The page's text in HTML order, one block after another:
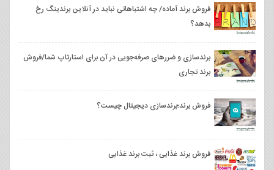
فروش برند آماده/ چه اشتباهاتی نباید در آنلاین برندینگ رخ
بدهد؟
برندسازی و ضررهای صرفه‌جویی در آن برای استارتاپ شما/فروش
برند تجاری
فروش برند؛برندسازی دیجیتال چیست؟
فروش برند غذایی ، ثبت برند غذایی